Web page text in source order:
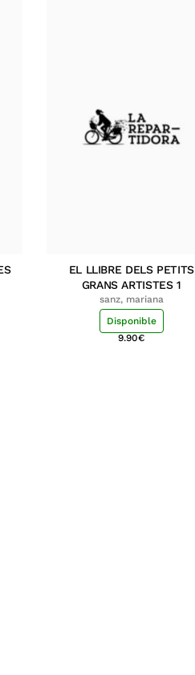
EL LLIBRE DELS PETITS
GRANS ARTISTES 1
sanz, mariana
Disponible
9.90€